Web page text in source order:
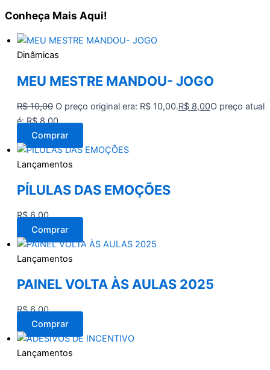
Conheça Mais Aqui!
Dinâmicas
MEU MESTRE MANDOU- JOGO
R$10,00 O preço original era: R$ 10,00.R$ 8,00O preço atual
é: R$ 8,00.
Comprar
Lançamentos
PÍLULAS DAS EMOÇÕES
R$6,00
Comprar
Lançamentos
PAINEL VOLTA ÀS AULAS 2025
R$6,00
Comprar
Lançamentos